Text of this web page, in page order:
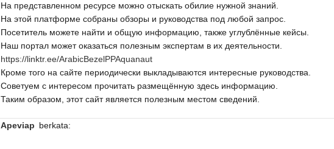
На представленном ресурсе можно отыскать обилие нужной знаний.
На этой платформе собраны обзоры и руководства под любой запрос.
Посетитель можете найти и общую информацию, также углублённые кейсы.
Наш портал может оказаться полезным экспертам в их деятельности.
https://linktr.ee/ArabicBezelPPAquanaut
Кроме того на сайте периодически выкладываются интересные руководства.
Советуем с интересом прочитать размещённую здесь информацию.
Таким образом, этот сайт является полезным местом сведений.
Apeviap berkata: